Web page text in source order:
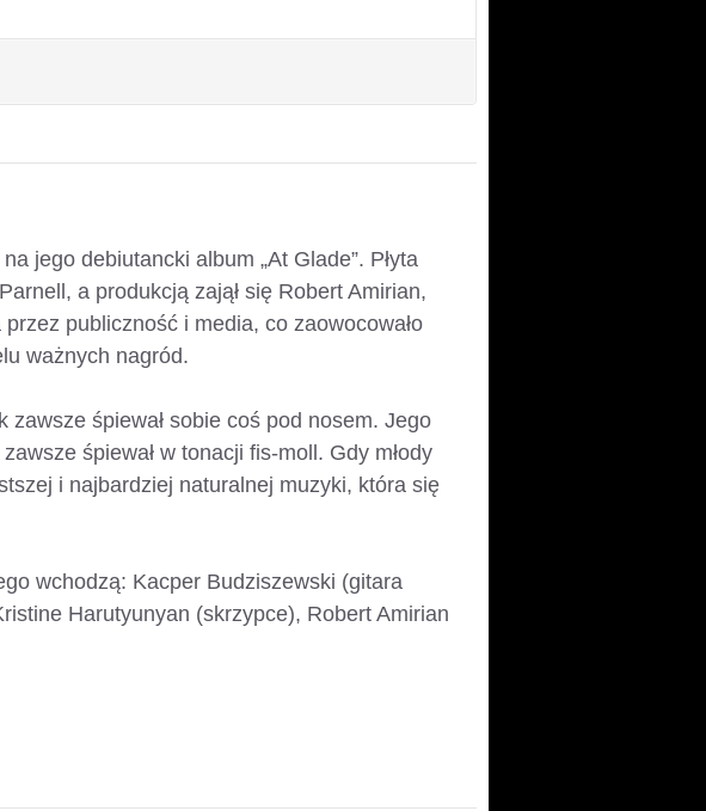
jego debiutancki album „At Glade”. Płyta
a produkcją zajął się Robert Amirian,
publiczność i media, co zaowocowało
ważnych nagród.
śpiewał sobie coś pod nosem. Jego
śpiewał w tonacji fis-moll. Gdy młody
i najbardziej naturalnej muzyki, która się
wchodzą: Kacper Budziszewski (gitara
Harutyunyan (skrzypce), Robert Amirian